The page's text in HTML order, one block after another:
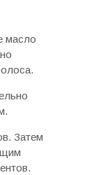
масло
Затем